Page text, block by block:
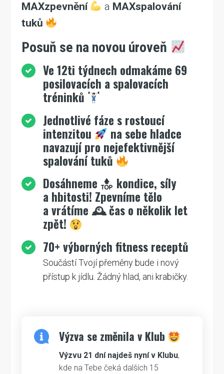
MAXzpevnění
a MAXspalování
tuků
Posuň se na novou úroveň
Ve 12ti týdnech odmakáme 69
posilovacích a spalovacích
tréninků
Jednotlivé fáze s rostoucí
intenzitou na sebe hladce
navazují pro nejefektivnější
spalování tuků
Dosáhneme
kondice, síly
a hbitosti! Zpevníme tělo
a vrátíme 🕰 čas o několik let
zpět!
70+ výborných fitness receptů
Součástí Tvojí přeměny bude i nový
přístup k jídlu. Žádný hlad, ani krabičky.
Výzva se změnila v Klub
Výzvu 21 dní najdeš nyní v Klubu,
kde na Tebe čeká dalších 15